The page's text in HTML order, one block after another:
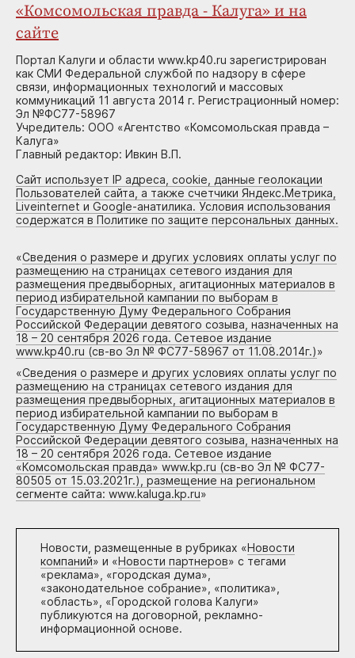
«Комсомольская правда - Калуга» и на
сайте
Портал Калуги и области www.kp40.ru зарегистрирован
как СМИ Федеральной службой по надзору в сфере
связи, информационных технологий и массовых
коммуникаций 11 августа 2014 г. Регистрационный номер:
Эл №ФС77-58967
Учредитель: ООО «Агентство «Комсомольская правда –
Калуга»
Главный редактор: Ивкин В.П.
Сайт использует IP адреса, cookie, данные геолокации
Пользователей сайта, а также счетчики Яндекс.Метрика,
Liveinternet и Google-анатилика. Условия использования
содержатся в Политике по защите персональных данных.
«Сведения о размере и других условиях оплаты услуг по
размещению на страницах сетевого издания для
размещения предвыборных, агитационных материалов в
период избирательной кампании по выборам в
Государственную Думу Федерального Собрания
Российской Федерации девятого созыва, назначенных на
18 – 20 сентября 2026 года. Сетевое издание
www.kp40.ru (св-во Эл № ФС77-58967 от 11.08.2014г.)»
«Сведения о размере и других условиях оплаты услуг по
размещению на страницах сетевого издания для
размещения предвыборных, агитационных материалов в
период избирательной кампании по выборам в
Государственную Думу Федерального Собрания
Российской Федерации девятого созыва, назначенных на
18 – 20 сентября 2026 года. Сетевое издание
«Комсомольская правда» www.kp.ru (св-во Эл № ФС77-
80505 от 15.03.2021г.), размещение на региональном
сегменте сайта: www.kaluga.kp.ru»
Новости, размещенные в рубриках «Новости
компаний» и «Новости партнеров» с тегами
«реклама», «городская дума»,
«законодательное собрание», «политика»,
«область», «Городской голова Калуги»
публикуются на договорной, рекламно-
информационной основе.